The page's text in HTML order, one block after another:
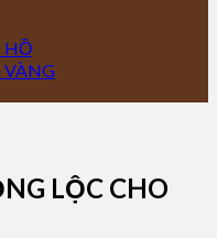
HỒ
LỘC CHO